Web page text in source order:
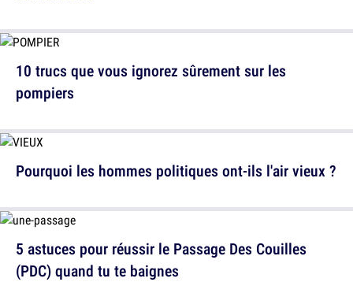
10 trucs que vous ignorez sûrement sur les
pompiers
5 astuces pour réussir le Passage Des Couilles
(PDC) quand tu te baignes
Pourquoi les hommes politiques ont-ils l'air vieux ?